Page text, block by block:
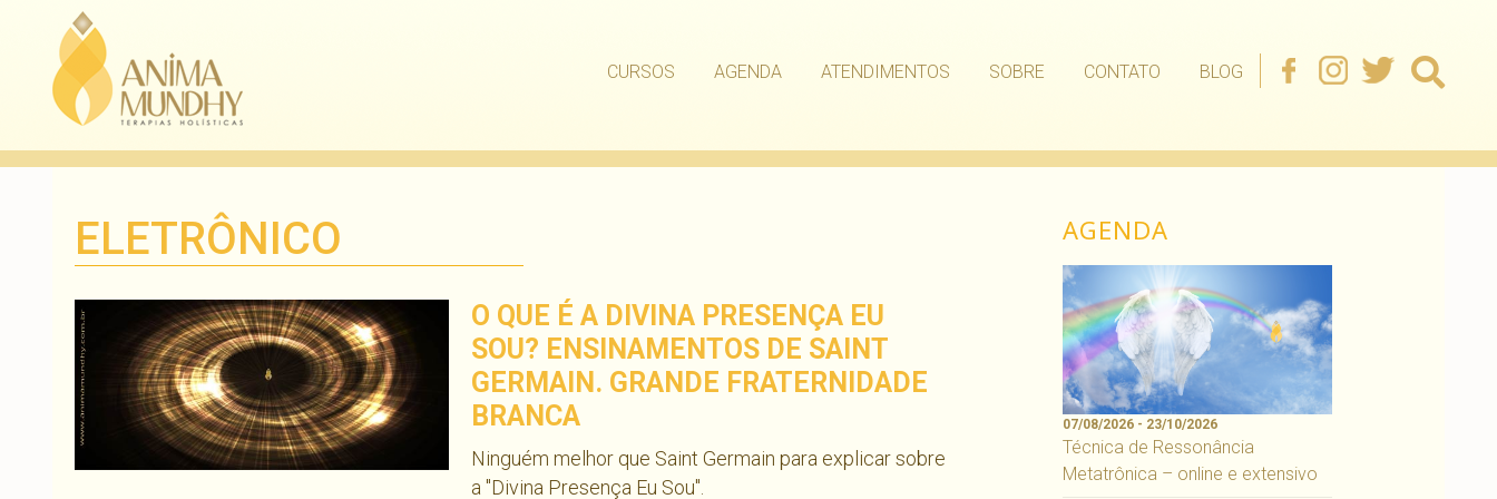
CURSOS AGENDA ATENDIMENTOS SOBRE CONTATO BLOG
ELETRÔNICO
O QUE É A DIVINA PRESENÇA EU
SOU? ENSINAMENTOS DE SAINT
GERMAIN. GRANDE FRATERNIDADE
BRANCA
Ninguém melhor que Saint Germain para explicar sobre
a "Divina Presença Eu Sou".
AGENDA
07/08/2026 - 23/10/2026
Técnica de Ressonância
Metatrônica – online e extensivo